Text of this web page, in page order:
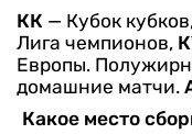
КК — Кубок
Лига чемпионов,
Европы.
домашние матчи.
Какое место